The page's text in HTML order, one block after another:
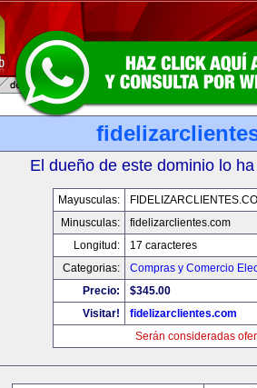
El dueño de este dominio lo
Mayusculas:
Minusculas:
fidelizarclientes.com
Longitud:
17 caracteres
Categorias:
Compras y Comercio
Precio:
$345.00
Visitar!
fidelizarclientes.com
Serán consideradas